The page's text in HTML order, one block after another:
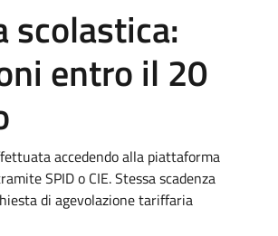
scolastica:
entro il 20
accedendo alla piattaforma
SPID o CIE. Stessa scadenza
di agevolazione tariffaria